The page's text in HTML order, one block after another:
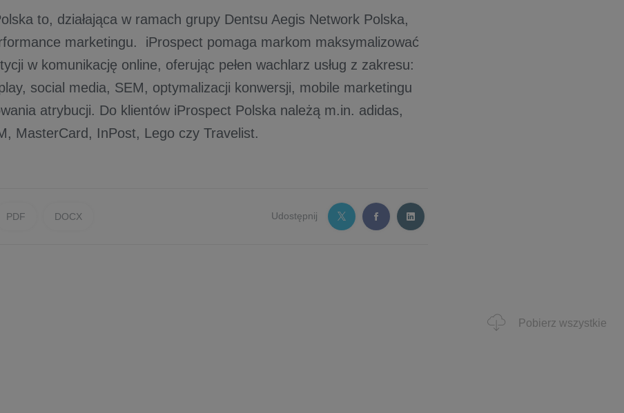
to, działająca w ramach grupy Dentsu Aegis Network Polska,
marketingu. iProspect pomaga markom maksymalizować
w komunikację online, oferując pełen wachlarz usług z zakresu:
social media, SEM, optymalizacji konwersji, mobile marketingu
atrybucji. Do klientów iProspect Polska należą m.in. adidas,
MasterCard, InPost, Lego czy Travelist.
PDF DOCX Udostępnij
Pobierz wszystkie